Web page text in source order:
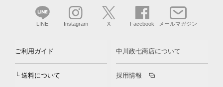
LINE Instagram X Facebook メールマガジン
ご利用ガイド
└ 送料について
中川政七商店について
採用情報